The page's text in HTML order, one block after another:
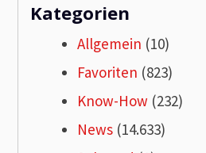
Kategorien
Allgemein (10)
Favoriten (823)
Know-How (232)
News (14.633)